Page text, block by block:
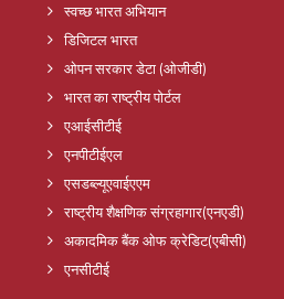
स्वच्छ भारत अभियान
डिजिटल भारत
ओपन सरकार डेटा (ओजीडी)
भारत का राष्ट्रीय पोर्टल
एआईसीटीई
एनपीटीईएल
एसडब्ल्यूएवाईएएम
राष्ट्रीय शैक्षणिक संग्रहागार(एनएडी)
अकादमिक बैंक ओफ क्रेडिट(एबीसी)
एनसीटीई